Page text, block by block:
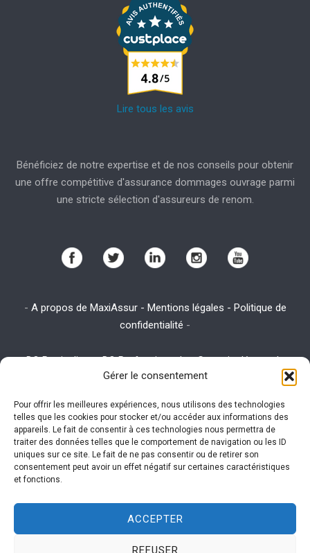
Gérer le consentement
Pour offrir les meilleures expériences, nous utilisons des technologies
telles que les cookies pour stocker et/ou accéder aux informations des
appareils. Le fait de consentir à ces technologies nous permettra de
traiter des données telles que le comportement de navigation ou les ID
uniques sur ce site. Le fait de ne pas consentir ou de retirer son
consentement peut avoir un effet négatif sur certaines caractéristiques
et fonctions.
ACCEPTER
REFUSER
Lire tous les avis
Bénéficiez de notre expertise et de nos conseils pour obtenir
une offre compétitive d'assurance dommages ouvrage parmi
une stricte sélection d'assureurs de renom.
- A propos de MaxiAssur - Mentions légales - Politique de
confidentialité -
-DO Particuliers-DO Professionnels-Garantie décennale-
Assurance emprunteur-Assurance habitation
Assurance RC
Ce site utilise des cookies. Visitez la pageutilisation des
cookiesexpliquant la politique des cookies pour plus